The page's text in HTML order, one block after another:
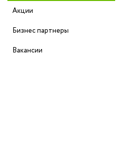
Акции
Бизнес партнеры
Вакансии